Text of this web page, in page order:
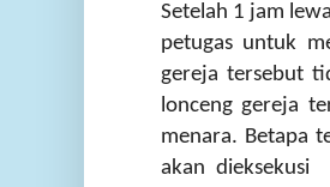
Setelah 1 jam
petugas untuk
gereja tersebut
lonceng gereja
menara. Betapa
akan dieksekusi